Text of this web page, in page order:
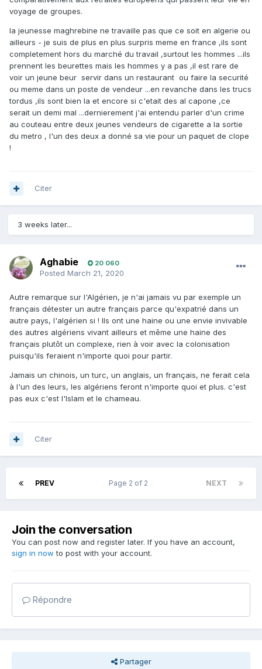
voyage de groupes.
la jeunesse maghrebine ne travaille pas que ce soit en algerie ou
ailleurs - je suis de plus en plus surpris meme en france ,ils sont
completement hors du marché du travail ,surtout les hommes ...ils
prennent les beurettes mais les hommes y a pas ,il est rare de
voir un jeune beur servir dans un restaurant ou faire la securité
ou meme dans un poste de vendeur ...en revanche dans les trucs
tordus ,ils sont bien la et encore si c'etait des al capone ,ce
serait un demi mal ...dernierement j'ai entendu parler d'un crime
au couteau entre deux jeunes vendeurs de cigarette a la sortie
du metro , l'un des deux a donné sa vie pour un paquet de clope
!
Citer
3 weeks later...
Aghabie 20 060
Posted March 21, 2020
Autre remarque sur l'Algérien, je n'ai jamais vu par exemple un
français détester un autre français parce qu'expatrié dans un
autre pays, l'algérien si ! Ils ont une haine ou une envie invivable
des autres algériens vivant ailleurs et même une haine des
français plutôt un complexe, rien à voir avec la colonisation
puisqu'ils feraient n'importe quoi pour partir.
Jamais un chinois, un turc, un anglais, un français, ne ferait cela
à l'un des leurs, les algériens feront n'importe quoi et plus. c'est
pas eux c'est l'Islam et le chameau.
Citer
PREV NEXT
Page 2 of 2
Join the conversation
You can post now and register later. If you have an account,
sign in now to post with your account.
Répondre
Partager